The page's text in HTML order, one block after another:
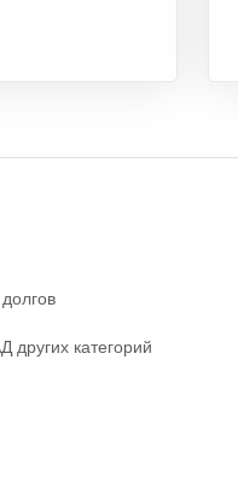
других категорий